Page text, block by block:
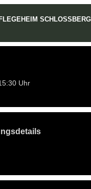
SCHLOSSBERG
Uhr